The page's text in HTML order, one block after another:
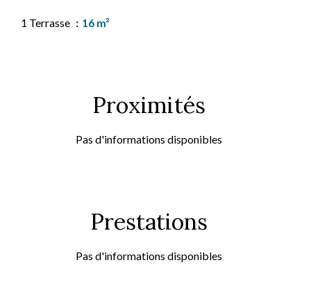
1 Terrasse 16 m²
Proximités
Pas d'informations disponibles
Prestations
Pas d'informations disponibles